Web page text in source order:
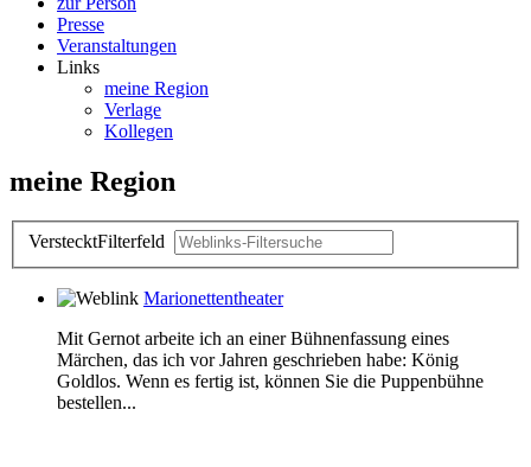
Presse
Veranstaltungen
Links
meine Region
Verlage
Kollegen
meine Region
VerstecktFilterfeld
Marionettentheater
Mit Gernot arbeite ich an einer Bühnenfassung eines
Märchen, das ich vor Jahren geschrieben habe: König
Goldlos. Wenn es fertig ist, können Sie die Puppenbühne
bestellen...